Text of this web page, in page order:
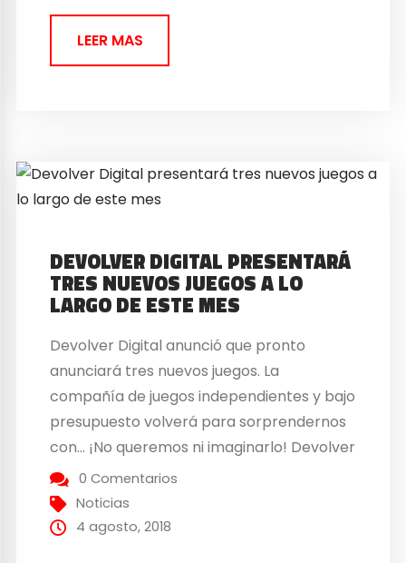
LEER MAS
DEVOLVER DIGITAL PRESENTARÁ
TRES NUEVOS JUEGOS A LO
LARGO DE ESTE MES
Devolver Digital anunció que pronto
anunciará tres nuevos juegos. La
compañía de juegos independientes y bajo
presupuesto volverá para sorprendernos
con… ¡No queremos ni imaginarlo! Devolver
Digital publicará tres juegos este mes
Gracias a la red social de Twitter hemos
sabido que estos tres futuros juegos serán
0 Comentarios
Noticias
4 agosto, 2018